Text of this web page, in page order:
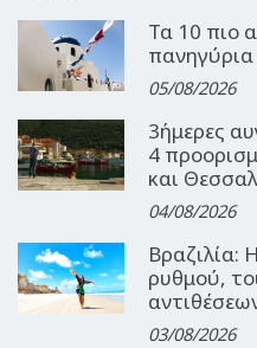
Τα 10 πιο
05/08/2026
3ήμερες
4
και
04/08/2026
Βραζιλία:
ρυθμού,
03/08/2026